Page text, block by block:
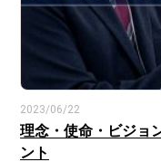
2023/06/22
理念・使命・ビジョ
ント